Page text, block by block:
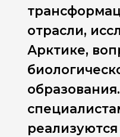
отрасли,
Арктике,